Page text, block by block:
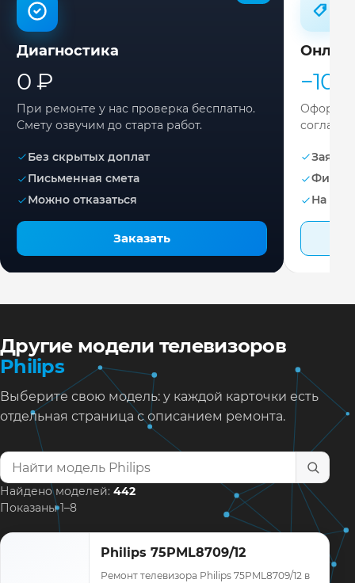
Диагностика
0 ₽
При ремонте у нас проверка бесплатно.
Смету озвучим до старта работ.
Без скрытых доплат
Письменная смета
Можно отказаться
Заказать
−10%
Заявка
На
Другие модели телевизоров
Philips
Выберите свою модель: у каждой карточки есть
отдельная страница с описанием ремонта.
Найти модель телевизора
Найдено моделей: 442
Показаны 1–8
Philips 75PML8709/12
Ремонт телевизора Philips 75PML8709/12 в